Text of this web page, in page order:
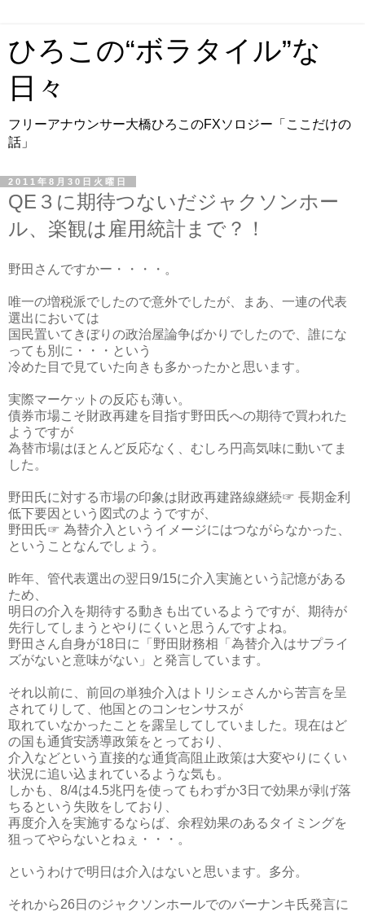
ひろこの“ボラタイル”な
日々
フリーアナウンサー大橋ひろこのFXソロジー「ここだけの
話」
2011年8月30日火曜日
QE３に期待つないだジャクソンホー
ル、楽観は雇用統計まで？！
野田さんですかー・・・・。
唯一の増税派でしたので意外でしたが、まあ、一連の代表
選出においては
国民置いてきぼりの政治屋論争ばかりでしたので、誰にな
っても別に・・・という
冷めた目で見ていた向きも多かったかと思います。
実際マーケットの反応も薄い。
債券市場こそ財政再建を目指す野田氏への期待で買われた
ようですが
為替市場はほとんど反応なく、むしろ円高気味に動いてま
した。
野田氏に対する市場の印象は財政再建路線継続☞ 長期金利
低下要因という図式のようですが、
野田氏☞ 為替介入というイメージにはつながらなかった、
ということなんでしょう。
昨年、管代表選出の翌日9/15に介入実施という記憶がある
ため、
明日の介入を期待する動きも出ているようですが、期待が
先行してしまうとやりにくいと思うんですよね。
野田さん自身が18日に「野田財務相「為替介入はサプライ
ズがないと意味がない」と発言しています。
それ以前に、前回の単独介入はトリシェさんから苦言を呈
されてりして、他国とのコンセンサスが
取れていなかったことを露呈してしていました。現在はど
の国も通貨安誘導政策をとっており、
介入などという直接的な通貨高阻止政策は大変やりにくい
状況に追い込まれているような気も。
しかも、8/4は4.5兆円を使ってもわずか3日で効果が剥げ落
ちるという失敗をしており、
再度介入を実施するならば、余程効果のあるタイミングを
狙ってやらないとねぇ・・・。
というわけで明日は介入はないと思います。多分。
それから26日のジャクソンホールでのバーナンキ氏発言に